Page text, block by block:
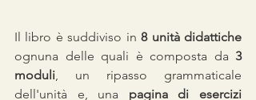
Il libro è suddiviso in 8 unità didattiche
ognuna delle quali è composta da 3
moduli , un ripasso grammaticale
dell'unità e, una pagina di esercizi